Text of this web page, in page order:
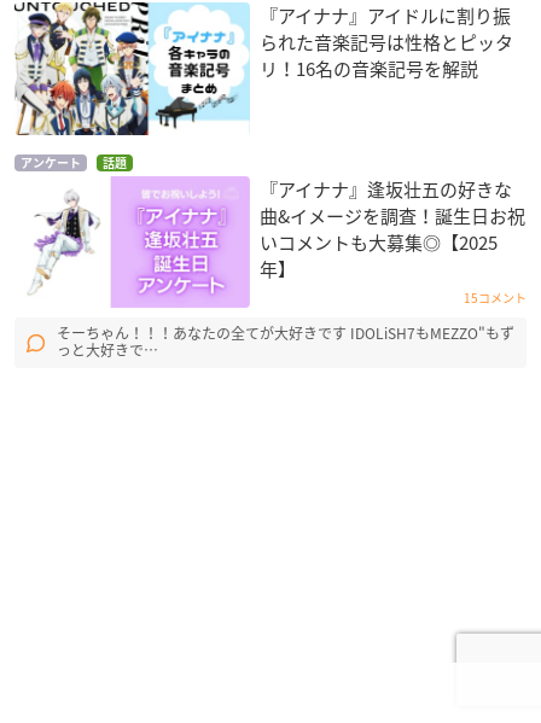
『アイナナ』アイドルに割り振
られた音楽記号は性格とピッタ
リ！16名の音楽記号を解説
アンケート 話題
『アイナナ』逢坂壮五の好きな
曲&イメージを調査！誕生日お祝
いコメントも大募集◎【2025
年】
15コメント
そーちゃん！！！あなたの全てが大好きです IDOLiSH7もMEZZO"もず
っと大好きで…